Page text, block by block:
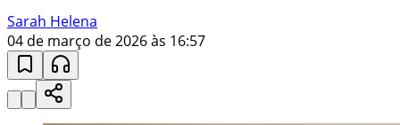
Sarah Helena
04 de março de 2026 às 16:57